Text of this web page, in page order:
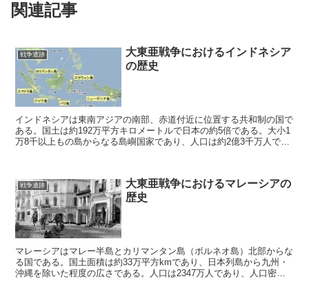
関連記事
戦争遺跡
大東亜戦争におけるインドネシア
の歴史
インドネシアは東南アジアの南部、赤道付近に位置する共和制の国で
ある。国土は約192万平方キロメートルで日本の約5倍である。大小1
万8千以上もの島からなる島嶼国家であり、人口は約2億3千万人であ
戦争遺跡
大東亜戦争におけるマレーシアの
歴史
マレーシアはマレー半島とカリマンタン島（ボルネオ島）北部からな
る国である。国土面積は約33万平方kmであり、日本列島から九州・
沖縄を除いた程度の広さである。人口は2347万人であり、人口密度